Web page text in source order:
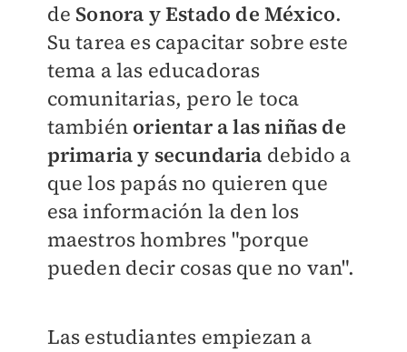
de Sonora y Estado de México.
Su tarea es capacitar sobre este
tema a las educadoras
comunitarias, pero le toca
también orientar a las niñas de
primaria y secundaria debido a
que los papás no quieren que
esa información la den los
maestros hombres "porque
pueden decir cosas que no van".
Las estudiantes empiezan a